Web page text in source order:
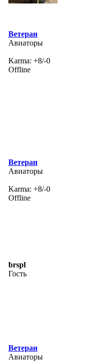
Ветеран
Авиаторы
Karma: +8/-0
Offline
Ветеран
Авиаторы
Karma: +8/-0
Offline
brspl
Гость
Ветеран
Авиаторы